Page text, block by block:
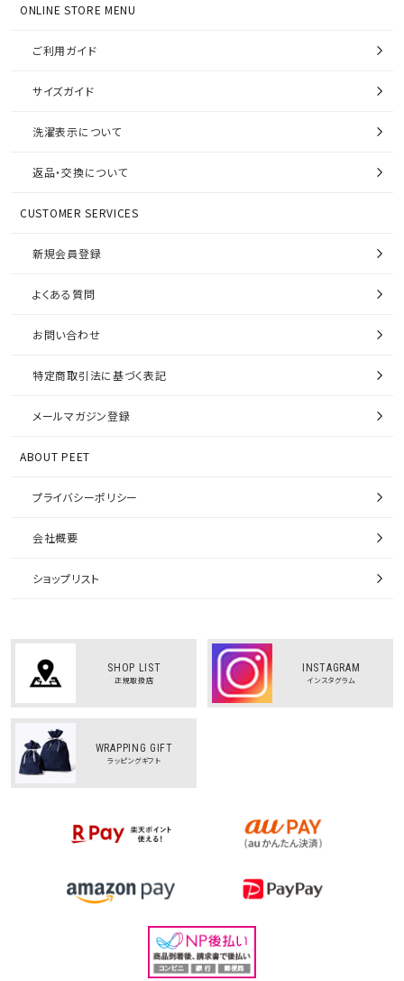
ONLINE STORE MENU
ご利用ガイド
サイズガイド
洗濯表示について
返品・交換について
CUSTOMER SERVICES
新規会員登録
よくある質問
お問い合わせ
特定商取引法に基づく表記
メールマガジン登録
ABOUT PEET
プライバシーポリシー
会社概要
ショップリスト
SHOP LIST
正規取扱店
INSTAGRAM
インスタグラム
WRAPPING GIFT
ラッピングギフト